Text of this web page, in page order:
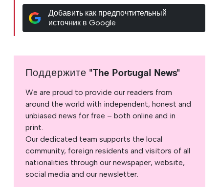
Добавить как предпочтительный
источник в Google
Поддержите "The Portugal News"
We are proud to provide our readers from
around the world with independent, honest and
unbiased news for free – both online and in
print.
Our dedicated team supports the local
community, foreign residents and visitors of all
nationalities through our newspaper, website,
social media and our newsletter.